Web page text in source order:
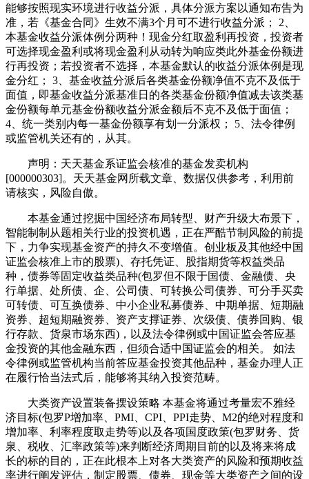
能够按照现实环境进行收益分派，具体分派方案以通知布告为
准，若《基金合同》生效不满3个月可不进行收益分派； 2、
本基金收益分派体例分两种！现金分红取盈利再投资，投资者
可选择现金盈利或将现金盈利从动转为响应类此外基金份额进
行再投资；若投资者不选择，本基金默认的收益分派体例是现
金分红； 3、基金收益分派后各类基金份额净值不克不及低于
面值，即基金收益分派基准日的各类基金份额净值减去该类基
金份额每单元基金份额收益分派金额后不克不及低于面值；
4、统一类别内每一基金份额享有划一分派权； 5、法令律例
或监管机关还有的，从其。
声明：天天基金系证监会核准的基金发卖机构
[000000303]。天天基金网所载文章、数据仅供参考，利用前
请核实，风险自傲。
本基金通过挖掘中国经济布局转型、财产升级大布景下，
智能制制从题相关行业的投资机遇，正在严酷节制风险的前提
下，力争实现基金资产的持久不变增值。创业板及其他经中国
证监会核准上市的股票)、存托凭证、股指期货等权益类品
种，债券等固定收益类品种(包罗但不限于国债、金融债、央
行单据、处所债、企、公司债、可转换公司债券、可分手买卖
可转债、可互换债券、中小企业私募债券、中期单据、短期融
资券、超短期融资券、资产支撑证券、次级债、债券回购、银
行存款、货泉市场东西)，以及法令律例或中国证监会答应基
金投资的其他金融东西，但须合适中国证监会的相关。 如法
令律例或监管机构当前答应基金投资其他品种，基金办理人正
在履行恰当法式后，能够将其纳入投资范畴。
大类资产设置装备摆设策略 本基金将通过考量宏不雅经
济目标(包罗P增加率、PMI、CPI、PPI走势、M2的绝对程度和
增加率、利率程度取走势等)以及各项国度政策(包罗财务、货
泉、税收、汇率政策等)来判断经济周期目前的以及将来将成
长的标的目的，正在此根本上对各大类资产的风险和预期收益
率进行阐发评估，制定股票、债券、现金等大类资产之间的设